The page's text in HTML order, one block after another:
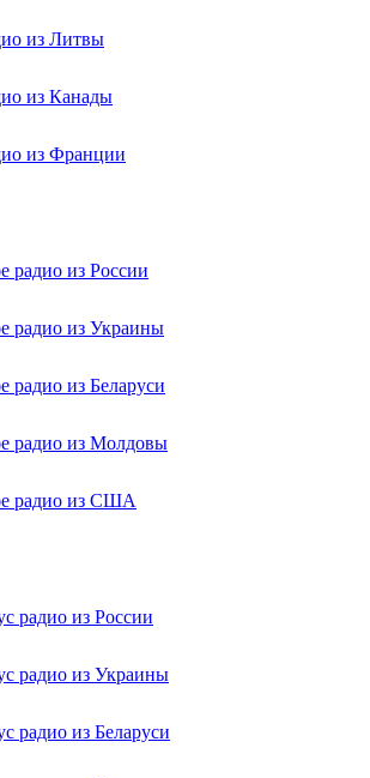
из Литвы
из Канады
из Франции
радио из России
радио из Украины
радио из Беларуси
радио из Молдовы
радио из США
радио из России
радио из Украины
радио из Беларуси